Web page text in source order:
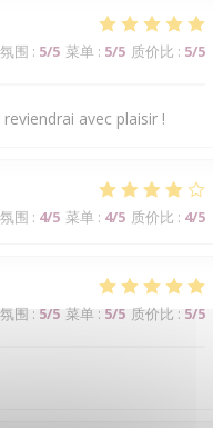
氛围 : 5/5 菜单: 5/5 质价比 : 5/5
avec plaisir !
氛围 : 4/5 菜单: 4/5 质价比 : 4/5
氛围 : 5/5 菜单: 5/5 质价比: 5/5